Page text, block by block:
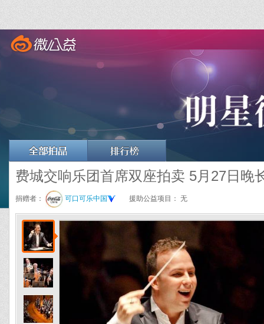
费城交响乐团首席双座拍卖 5月27日晚
捐赠者： 可口可乐中国 援助公益项目： 无